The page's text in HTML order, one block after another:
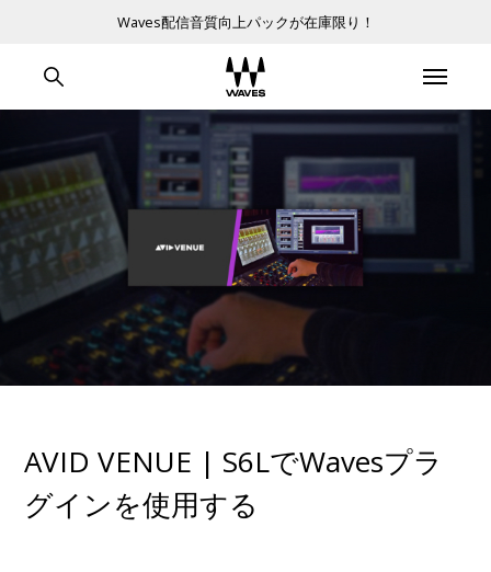
Waves配信音質向上パックが在庫限り！
AVID VENUE | S6LでWavesプラ
グインを使用する